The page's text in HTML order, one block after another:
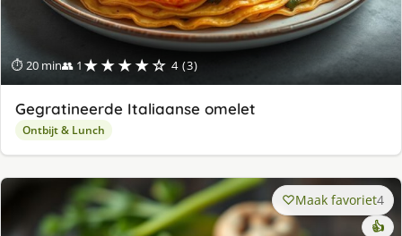
⏱ 20 min👥 1 ★★★★☆ 4 (3)
Gegratineerde Italiaanse omelet
Ontbijt & Lunch
Maak favoriet4
👍